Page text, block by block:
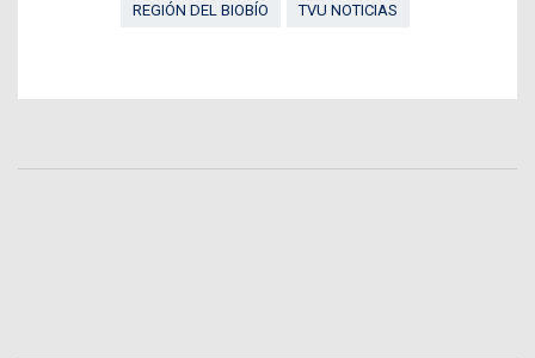
REGIÓN DEL BIOBÍO TVU NOTICIAS